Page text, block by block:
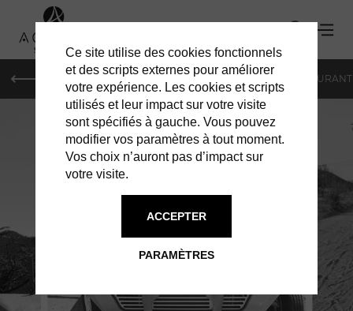
HOTELS VILLAS
SHOPPING
Ce site utilise des cookies fonctionnels
et des scripts externes pour améliorer
votre expérience. Les cookies et scripts
utilisés et leur impact sur votre visite
sont spécifiés à gauche. Vous pouvez
modifier vos paramètres à tout moment.
Vos choix n’auront pas d’impact sur
votre visite.
PARAMÈTRES
ACCEPTER